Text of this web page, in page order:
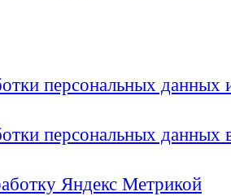
персональных
персональных
Яндекс Метрикой